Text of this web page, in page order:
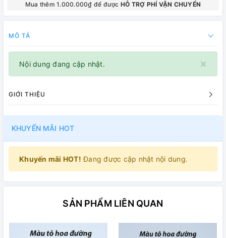
Mua thêm 1.000.000₫ để được HỖ TRỢ PHÍ VẬN CHUYỂN
MÔ TẢ
×
Nội dung đang cập nhật.
GIỚI THIỆU
KHUYẾN MÃI HOT
Khuyến mãi HOT! Đang được cập nhật nội dung.
SẢN PHẨM LIÊN QUAN